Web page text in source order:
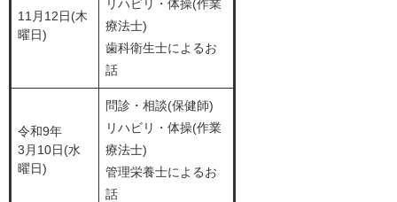
11月12日(木
曜日)
リハビリ・体操(作業
療法士)
歯科衛生士によるお
話
令和9年
3月10日(水
曜日)
問診・相談(保健師)
リハビリ・体操(作業
療法士)
管理栄養士によるお
話